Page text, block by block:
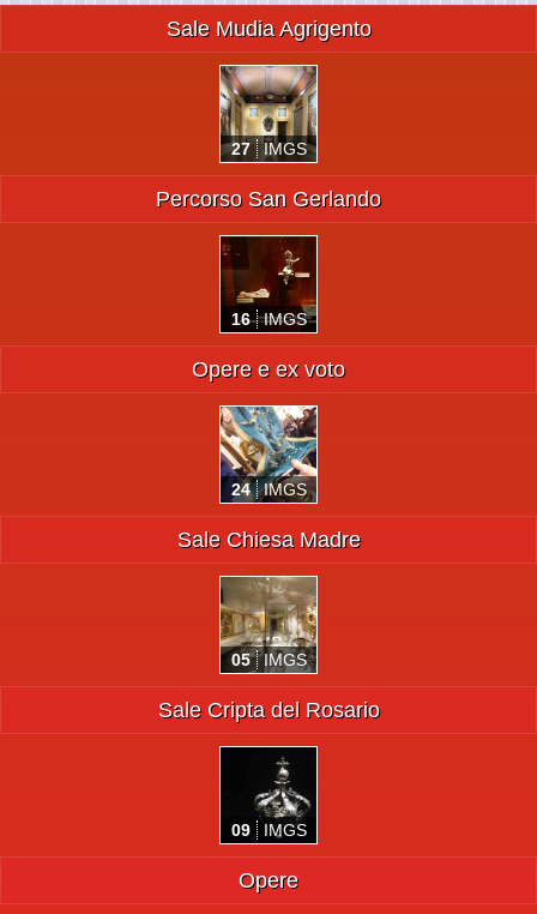
Sale Mudia Agrigento
27 IMGS
Percorso San Gerlando
16 IMGS
Opere e ex voto
24 IMGS
Sale Chiesa Madre
05 IMGS
Sale Cripta del Rosario
09 IMGS
Opere